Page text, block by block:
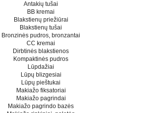
Antakių tušai
BB kremai
Blakstienų priežiūrai
Blakstienų tušai
Bronzinės pudros, bronzantai
CC kremai
Dirbtinės blakstienos
Kompaktinės pudros
Lūpdažiai
Lūpų blizgesiai
Lūpų pieštukai
Makiažo fiksatoriai
Makiažo pagrindai
Makiažo pagrindo bazės